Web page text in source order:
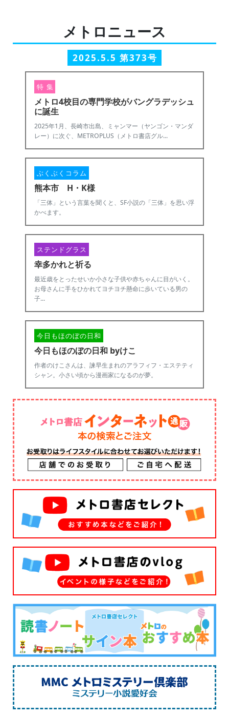
メトロニュース
2025.5.5 第373号
特 集
メトロ4校目の専門学校がバングラデッシュ
に誕生
2025年1月、長崎市出島、ミャンマー（ヤンゴン・マンダ
レー）に次ぐ、METROPLUS（メトロ書店グル...
ぶくぶくコラム
熊本市 H・K様
「三体」という言葉を聞くと、SF小説の「三体」を思い浮
かべます。
ステンドグラス
幸多かれと祈る
最近歳をとったせいか小さな子供や赤ちゃんに目がいく。
お母さんに手をひかれてヨチヨチ懸命に歩いている男の
子...
今日もほのぼの日和
今日もほのぼの日和 byけこ
作者のけこさんは、諫早生まれのアラフィフ・エステティ
シャン。小さい頃から漫画家になるのが夢。